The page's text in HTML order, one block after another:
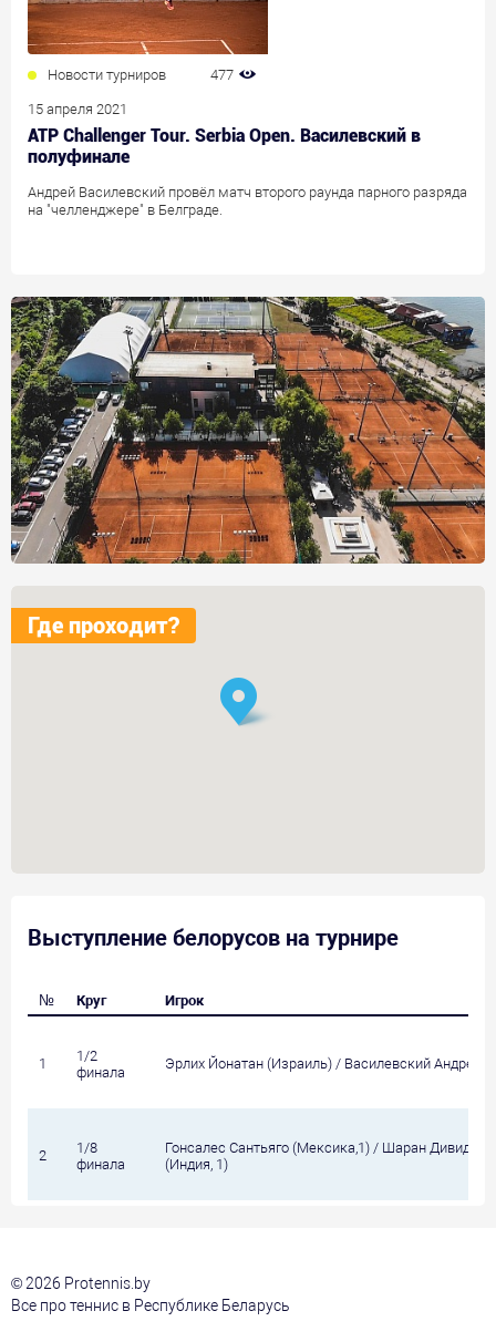
Новости турниров 477
15 апреля 2021
ATP Challenger Tour. Serbia Open. Василевский в
полуфинале
Андрей Василевский провёл матч второго раунда парного разряда
на "челленджере" в Белграде.
Где проходит?
Выступление белорусов на турнире
№ Круг Игрок
1
1/2
финала
Эрлих Йонатан (Израиль) / Василевский Андрей
2
1/8
финала
Гонсалес Сантьяго (Мексика,1) / Шаран Дивидж
(Индия, 1)
© 2026 Protennis.by
Все про теннис в Республике Беларусь